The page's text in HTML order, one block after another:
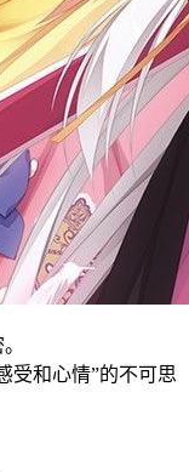
受和心情”的不可思